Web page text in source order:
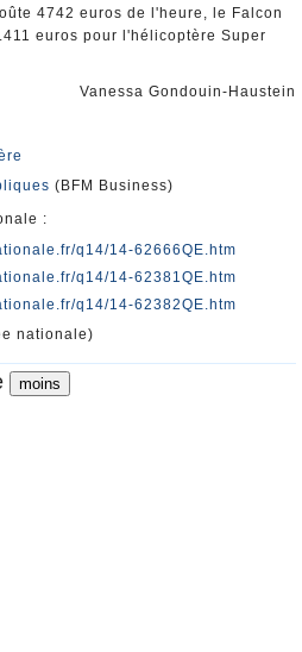
4742 euros de l'heure, le Falcon
euros pour l'hélicoptère Super
Vanessa Gondouin-Haustein
(BFM Business)
:
q14/14-62666QE.htm
q14/14-62381QE.htm
q14/14-62382QE.htm
nationale)